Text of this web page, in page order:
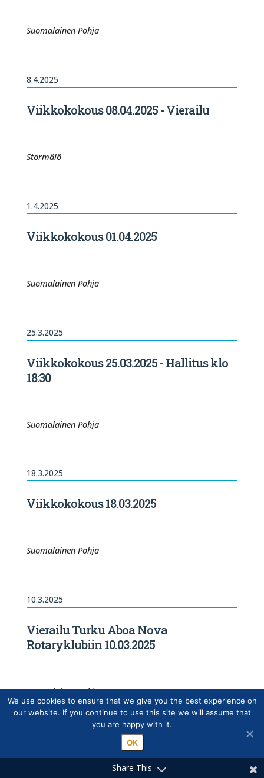
Suomalainen Pohja
8.4.2025
Viikkokokous 08.04.2025 - Vierailu
Stormälö
1.4.2025
Viikkokokous 01.04.2025
Suomalainen Pohja
25.3.2025
Viikkokokous 25.03.2025 - Hallitus klo
18:30
Suomalainen Pohja
18.3.2025
Viikkokokous 18.03.2025
Suomalainen Pohja
10.3.2025
Vierailu Turku Aboa Nova
Rotaryklubiin 10.03.2025
Suomalainen Pohja
Viikkokokous 04.03.2025 - Avec
Share This
We use cookies to ensure that we give you the best experience on
our website. If you continue to use this site we will assume that
you are happy with it.
OK